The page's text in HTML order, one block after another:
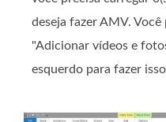
deseja fazer AMV.
"Adicionar vídeos e
esquerdo para fazer